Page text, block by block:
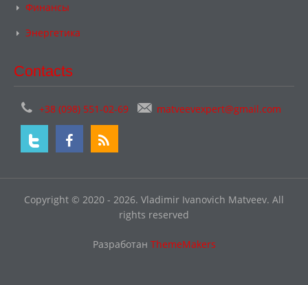
Финансы
Энергетика
Contacts
+38 (098) 551-02-69 matveevexpert@gmail.com
Copyright © 2020 - 2026. Vladimir Ivanovich Matveev. All
rights reserved
Разработан ThemeMakers